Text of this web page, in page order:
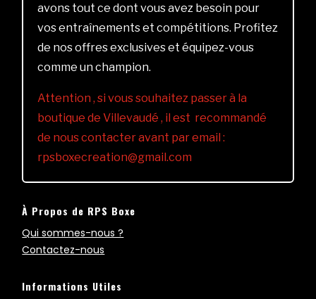
avons tout ce dont vous avez besoin pour
vos entraînements et compétitions. Profitez
de nos offres exclusives et équipez-vous
comme un champion.
Attention , si vous souhaitez passer à la
boutique de Villevaudé , il est recommandé
de nous contacter avant par email :
rpsboxecreation@gmail.com
À Propos de RPS Boxe
Qui sommes-nous ?
Contactez-nous
Informations Utiles